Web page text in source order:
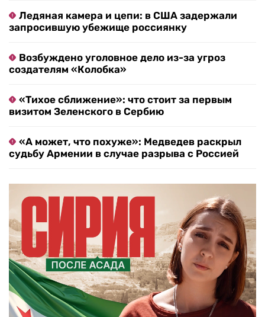
Ледяная камера и цепи: в США задержали
запросившую убежище россиянку
Возбуждено уголовное дело из-за угроз
создателям «Колобка»
«Тихое сближение»: что стоит за первым
визитом Зеленского в Сербию
«А может, что похуже»: Медведев раскрыл
судьбу Армении в случае разрыва с Россией